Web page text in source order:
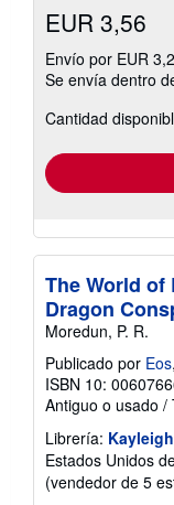
EUR 3,56
Envío por EUR
Se envía dentro
Cantidad
The World of
Dragon
Moredun, P. R.
Publicado por Eos
ISBN 10:
Antiguo o usado /
Librería:
Estados Unidos
(vendedor de 5